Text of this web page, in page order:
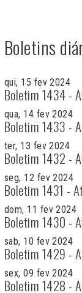
Boletins
qui, 15 fev 2024
Boletim 1434 -
qua, 14 fev 2024
Boletim 1433 -
ter, 13 fev 2024
Boletim 1432 -
seg, 12 fev 2024
Boletim 1431 -
dom, 11 fev 2024
Boletim 1430 -
sab, 10 fev 2024
Boletim 1429 -
sex, 09 fev 2024
Boletim 1428 -